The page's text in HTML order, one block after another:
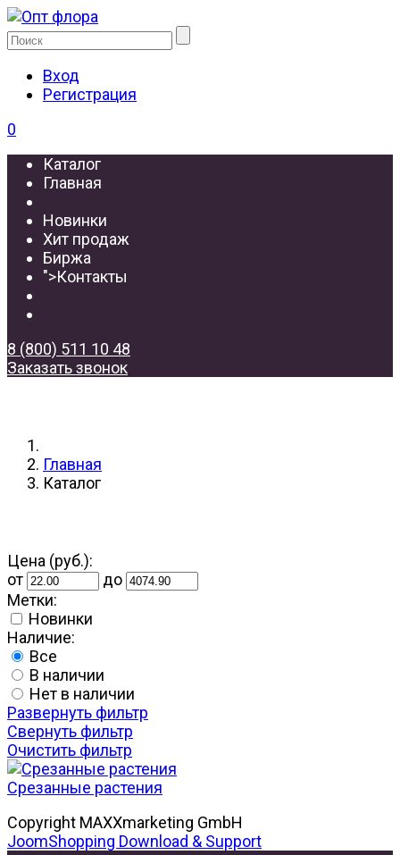
Вход
Регистрация
0
Каталог
Главная
Новинки
Хит продаж
Биржа
">Контакты
8 (800) 511 10 48
Заказать звонок
Главная
Каталог
Цена (руб.):
от
до
Метки:
Новинки
Наличие:
Все
В наличии
Нет в наличии
Развернуть фильтр
Свернуть фильтр
Очистить фильтр
Срезанные растения
Copyright MAXXmarketing GmbH
JoomShopping Download & Support